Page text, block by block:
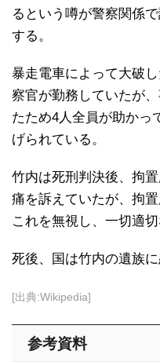
るという噂が警察関係
する。
暴走電車によって大破
察官が勤務していたが
たため4人全員が助かっ
げられている。
竹内は死刑判決後、拘
痛を訴えていたが、拘
これを無視し、一切適
死後、国は竹内の遺族
[出典:Wikipedia]
参考資料